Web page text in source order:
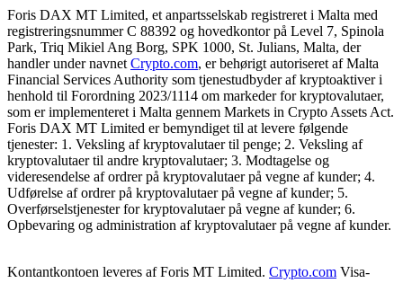
Foris DAX MT Limited, et anpartsselskab registreret i Malta med
registreringsnummer C 88392 og hovedkontor på Level 7, Spinola
Park, Triq Mikiel Ang Borg, SPK 1000, St. Julians, Malta, der
handler under navnet Crypto.com, er behørigt autoriseret af Malta
Financial Services Authority som tjenestudbyder af kryptoaktiver i
henhold til Forordning 2023/1114 om markeder for kryptovalutaer,
som er implementeret i Malta gennem Markets in Crypto Assets Act.
Foris DAX MT Limited er bemyndiget til at levere følgende
tjenester: 1. Veksling af kryptovalutaer til penge; 2. Veksling af
kryptovalutaer til andre kryptovalutaer; 3. Modtagelse og
videresendelse af ordrer på kryptovalutaer på vegne af kunder; 4.
Udførelse af ordrer på kryptovalutaer på vegne af kunder; 5.
Overførselstjenester for kryptovalutaer på vegne af kunder; 6.
Opbevaring og administration af kryptovalutaer på vegne af kunder.
Kontantkontoen leveres af Foris MT Limited. Crypto.com Visa-